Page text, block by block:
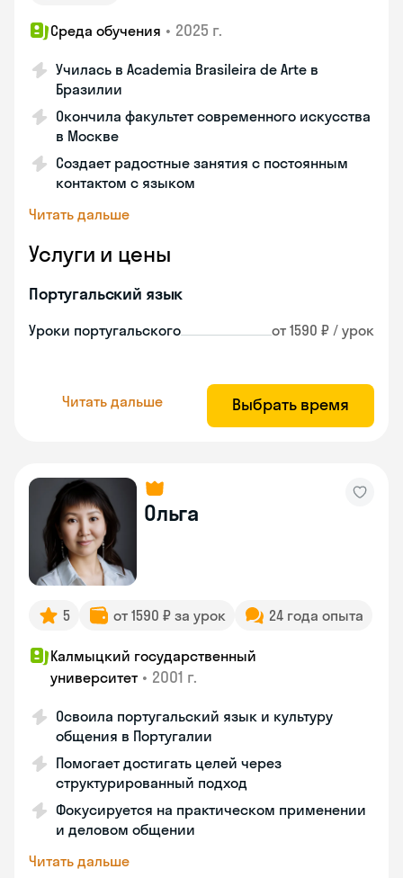
Среда обучения • 2025 г.
Училась в Academia Brasileira de Arte в
Бразилии
Окончила факультет современного искусства
в Москве
Создает радостные занятия с постоянным
контактом с языком
Читать дальше
Услуги и цены
Португальский язык
Уроки португальского от 1590 ₽ / урок
Читать дальше Выбрать время
Ольга
5 от 1590 ₽ за урок 24 года опыта
Калмыцкий государственный
университет • 2001 г.
Освоила португальский язык и культуру
общения в Португалии
Помогает достигать целей через
структурированный подход
Фокусируется на практическом применении
и деловом общении
Читать дальше